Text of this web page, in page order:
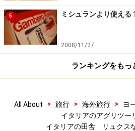
5 ミシュランより使え
2008/11/27
ランキングをもっ
All About > 旅行 > 海外旅行 > ヨ
イタリアのアグリツー
イタリアの田舎 リュクス